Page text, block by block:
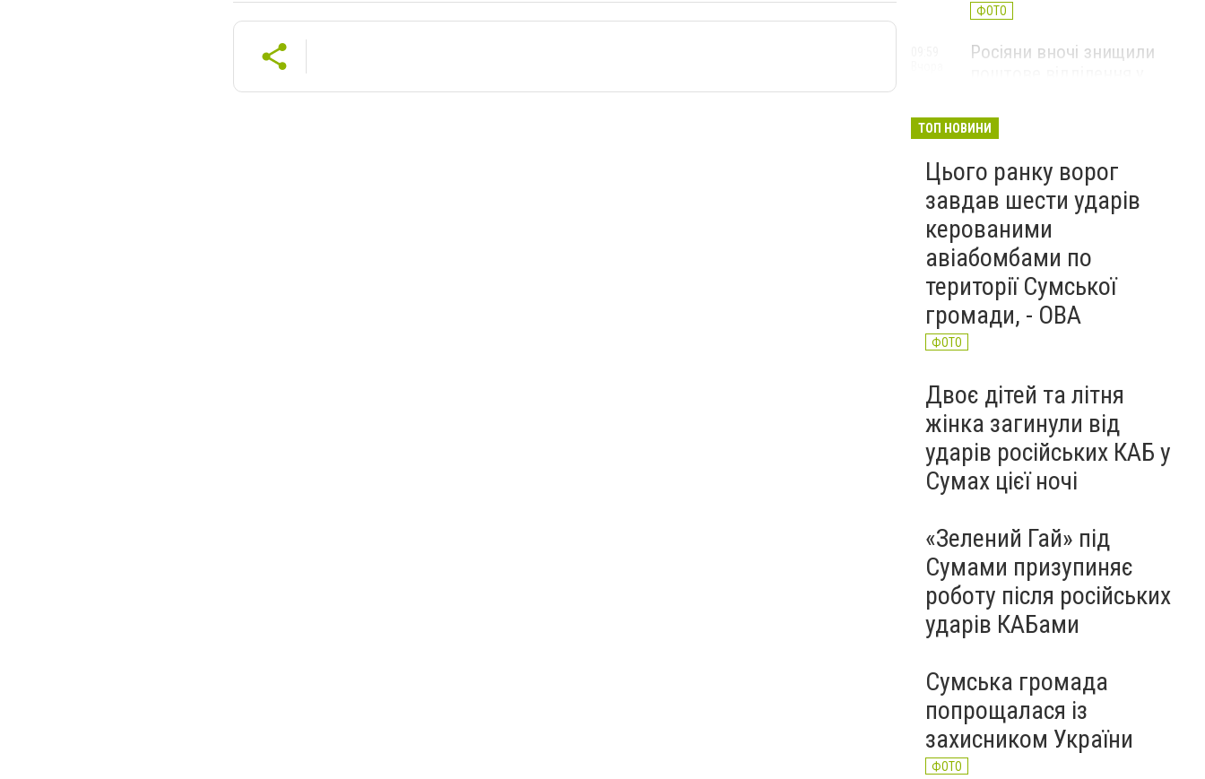
ФОТО
Росіяни вночі знищили
ФОТО
ТОП НОВИНИ
Цього ранку ворог
завдав шести ударів
керованими
авіабомбами по
території Сумської
громади, - ОВА
ФОТО
Двоє дітей та літня
жінка загинули від
ударів російських КАБ у
Сумах цієї ночі
«Зелений Гай» під
Сумами призупиняє
роботу після російських
ударів КАБами
Сумська громада
попрощалася із
захисником України
ФОТО